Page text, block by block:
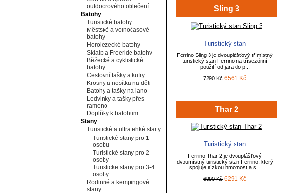
outdoorového oblečení
Batohy
Turistické batohy
Městské a volnočasové
batohy
Horolezecké batohy
Skialp a Freeride batohy
Běžecké a cyklistické
batohy
Cestovní tašky a kufry
Krosny a nosítka na děti
Batohy a tašky na lano
Ledvinky a tašky přes
rameno
Doplňky k batohům
Stany
Turistické a ultralehké stany
Turistické stany pro 1
osobu
Turistické stany pro 2
osoby
Turistické stany pro 3-4
osoby
Rodinné a kempingové
stany
Sling 3
Turistický stan
Ferrino Sling 3 je dvouplášťový třímístný
turistický stan Ferrino na třísezónní
použití od jara do p...
7290 Kč 6561 Kč
Thar 2
Turistický stan
Ferrino Thar 2 je dvouplášťový
dvoumístný turistický stan Ferrino, který
spojuje nízkou hmotnost a s...
6990 Kč 6291 Kč